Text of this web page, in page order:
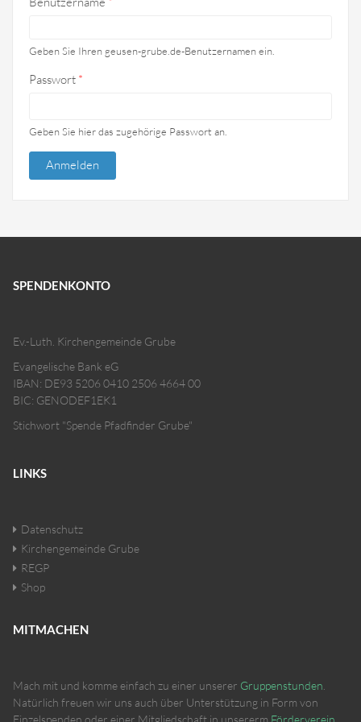
Geben Sie Ihren geusen-grube.de-Benutzernamen ein.
Passwort *
Geben Sie hier das zugehörige Passwort an.
SPENDENKONTO
Ev.-Luth. Kirchengemeinde Grube
Evangelische Bank eG
IBAN: DE93 5206 0410 2506 4664 00
BIC: GENODEF1EK1
Stichwort "Spende Pfadfinder Grube"
LINKS
Datenschutz
Kirchengemeinde Grube
REGP
Shop
MITMACHEN
Mach mit und komme einfach zu einer unserer Gruppenstunden
Natürlich freuen wir uns auch über Unterstützung in Form von
Einzelspenden oder einer Mitgliedschaft in unsererm Förderverein